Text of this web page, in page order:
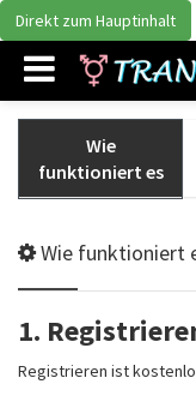
Direkt zum Hauptinhalt
Wie
funktioniert es
Wie funktioniert
1.
Registrieren ist